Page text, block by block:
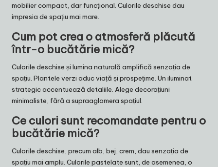
mobilier compact, dar funcțional. Culorile deschise dau
impresia de spațiu mai mare.
Cum pot crea o atmosferă plăcută
într-o bucătărie mică?
Culorile deschise și lumina naturală amplifică senzația de
spațiu. Plantele verzi aduc viață și prospețime. Un iluminat
strategic accentuează detaliile. Alege decorațiuni
minimaliste, fără a supraaglomera spațiul.
Ce culori sunt recomandate pentru o
bucătărie mică?
Culorile deschise, precum alb, bej, crem, dau senzația de
spațiu mai amplu. Culorile pastelate sunt, de asemenea, o